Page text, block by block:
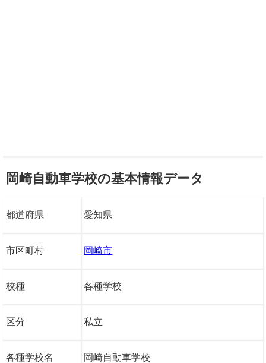
岡崎自動車学校の基本情報データ
都道府県 愛知県
市区町村 岡崎市
校種 各種学校
区分 私立
各種学校名 岡崎自動車学校